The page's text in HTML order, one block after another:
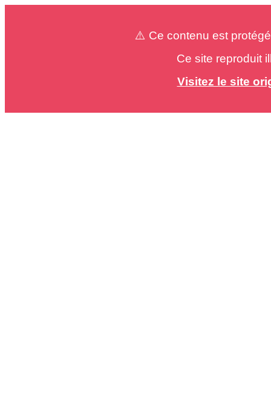
⚠️ Ce contenu est
Ce site reproduit
Visitez le site